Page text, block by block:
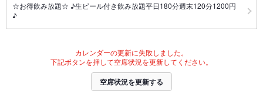
☆お得飲み放題☆ ♪生ビール付き飲み放題平日180分週末120分1200円
♪
カレンダーの更新に失敗しました。
下記ボタンを押して空席状況を更新してください。
空席状況を更新する